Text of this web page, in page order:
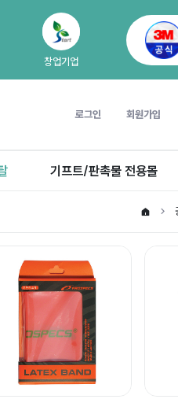
창업기업
로그인 회원가입
기프트/판촉물 전용몰